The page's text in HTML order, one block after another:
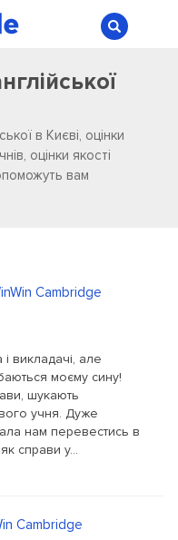
в Києві, оцінки
оцінки якості
вам
Cambridge
викладачі, але
моєму сину!
шукають
учня. Дуже
нам перевестись в
справи у...
Cambridge